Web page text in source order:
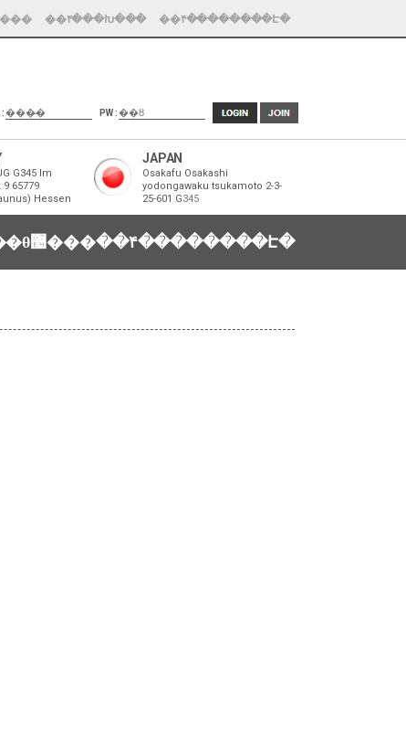
��۴���Խ��� ��۴��������Է�
: PW :
G345 Im
65779
Hessen
JAPAN
Osakafu Osakashi
yodongawaku tsukamoto 2-3-
25-601 G345
�������θ޴�����۴��������Է�